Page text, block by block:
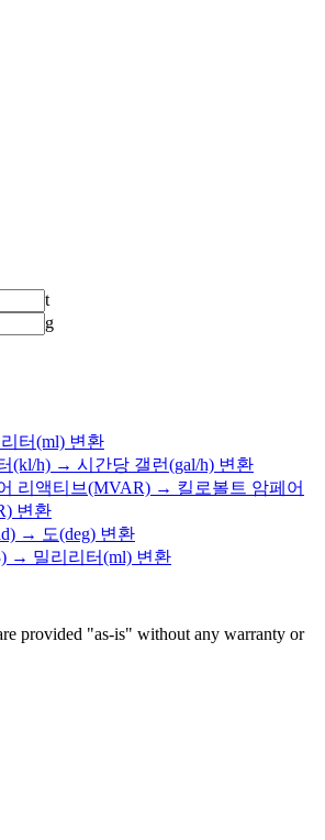
t
g
터(ml) 변환
(kl/h) → 시간당 갤런(gal/h) 변환
리액티브(MVAR) → 킬로볼트 암페어
변환
→ 도(deg) 변환
→ 밀리리터(ml) 변환
provided "as-is" without any warranty or